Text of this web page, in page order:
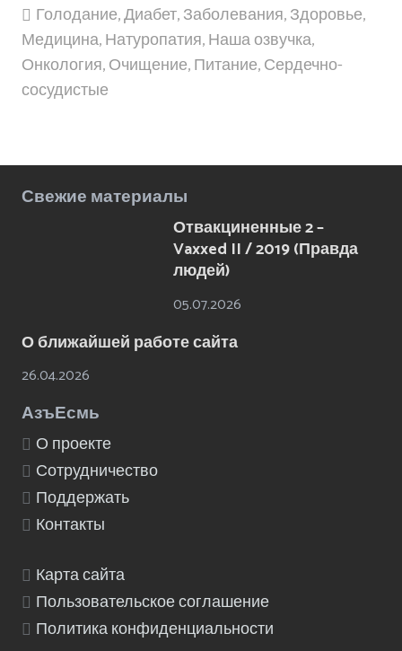
Голодание,Диабет,Заболевания,Здоровье,
Медицина,Натуропатия,Наша озвучка,
Онкология,Очищение,Питание,Сердечно-
сосудистые
Свежие материалы
Отвакциненные 2 –
Vaxxed II / 2019 (Правда
людей)
05.07.2026
О ближайшей работе сайта
26.04.2026
АзъЕсмь
О проекте
Сотрудничество
Поддержать
Контакты
Карта сайта
Пользовательское соглашение
Политика конфиденциальности